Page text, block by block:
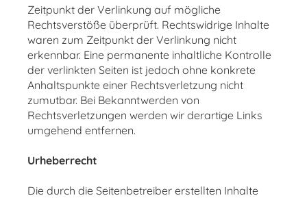
Zeitpunkt der Verlinkung auf mögliche
Rechtsverstöße überprüft. Rechtswidrige Inhalte
waren zum Zeitpunkt der Verlinkung nicht
erkennbar. Eine permanente inhaltliche Kontrolle
der verlinkten Seiten ist jedoch ohne konkrete
Anhaltspunkte einer Rechtsverletzung nicht
zumutbar. Bei Bekanntwerden von
Rechtsverletzungen werden wir derartige Links
umgehend entfernen.
Urheberrecht
Die durch die Seitenbetreiber erstellten Inhalte